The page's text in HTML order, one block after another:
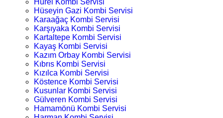
Hürel Kombi Servisi
Hüseyin Gazi Kombi Servisi
Karaağaç Kombi Servisi
Karşıyaka Kombi Servisi
Kartaltepe Kombi Servisi
Kayaş Kombi Servisi
Kazım Orbay Kombi Servisi
Kıbrıs Kombi Servisi
Kızılca Kombi Servisi
Köstence Kombi Servisi
Kusunlar Kombi Servisi
Gülveren Kombi Servisi
Hamamönü Kombi Servisi